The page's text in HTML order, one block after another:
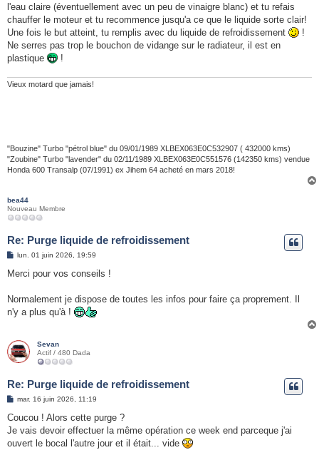
l'eau claire (éventuellement avec un peu de vinaigre blanc) et tu refais
chauffer le moteur et tu recommence jusqu'a ce que le liquide sorte clair!
Une fois le but atteint, tu remplis avec du liquide de refroidissement
!
Ne serres pas trop le bouchon de vidange sur le radiateur, il est en
plastique
!
Vieux motard que jamais!
"Bouzine" Turbo "pétrol blue" du 09/01/1989 XLBEX063E0C532907 ( 432000 kms)
"Zoubine" Turbo "lavender" du 02/11/1989 XLBEX063E0C551576 (142350 kms) vendue
Honda 600 Transalp (07/1991) ex Jihem 64 acheté en mars 2018!
bea44
Nouveau Membre
Re: Purge liquide de refroidissement
M
s
g
lun. 01 juin 2026, 19:59
Merci pour vos conseils !
Normalement je dispose de toutes les infos pour faire ça proprement. Il
n'y a plus qu'à !
Sevan
Actif / 480 Dada
Re: Purge liquide de refroidissement
M
s
a
g
mar. 16 juin 2026, 11:19
Coucou ! Alors cette purge ?
Je vais devoir effectuer la même opération ce week end parceque j'ai
ouvert le bocal l'autre jour et il était... vide